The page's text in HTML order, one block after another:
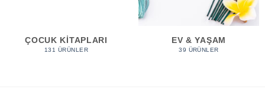
ÇOCUK KITAPLARI
131 ÜRÜNLER
EV & YAŞAM
39 ÜRÜNLER